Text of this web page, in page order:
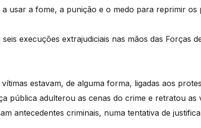
a usar a fome, a punição e o medo para reprimir os
execuções extrajudiciais nas mãos das Forças
vítimas estavam, de alguma forma, ligadas aos
pública adulterou as cenas do crime e retratou as
antecedentes criminais, numa tentativa de